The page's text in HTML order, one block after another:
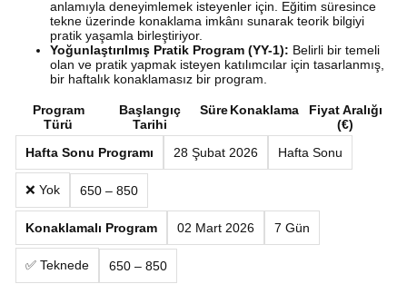
anlamıyla deneyimlemek isteyenler için. Eğitim süresince
tekne üzerinde konaklama imkânı sunarak teorik bilgiyi
pratik yaşamla birleştiriyor.
Yoğunlaştırılmış Pratik Program (YY-1): Belirli bir temeli
olan ve pratik yapmak isteyen katılımcılar için tasarlanmış,
bir haftalık konaklamasız bir program.
Program
Türü
Başlangıç
Tarihi
SüreKonaklama
Fiyat Aralığı
(€)
Hafta Sonu Programı
28 Şubat 2026 Hafta Sonu
❌ Yok 650 – 850
Konaklamalı Program 02 Mart 2026 7 Gün
✅ Teknede 650 – 850